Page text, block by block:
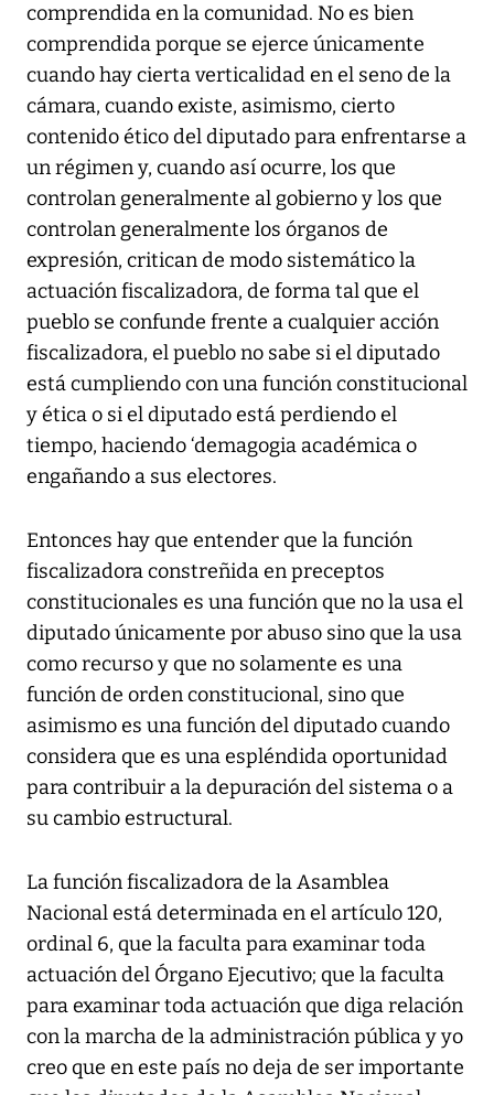
comprendida en la comunidad. No es bien
comprendida porque se ejerce únicamente
cuando hay cierta verticalidad en el seno de la
cámara, cuando existe, asimismo, cierto
contenido ético del diputado para enfrentarse a
un régimen y, cuando así ocurre, los que
controlan generalmente al gobierno y los que
controlan generalmente los órganos de
expresión, critican de modo sistemático la
actuación fiscalizadora, de forma tal que el
pueblo se confunde frente a cualquier acción
fiscalizadora, el pueblo no sabe si el diputado
está cumpliendo con una función constitucional
y ética o si el diputado está perdiendo el
tiempo, haciendo ‘demagogia académica o
engañando a sus electores.
Entonces hay que entender que la función
fiscalizadora constreñida en preceptos
constitucionales es una función que no la usa el
diputado únicamente por abuso sino que la usa
como recurso y que no solamente es una
función de orden constitucional, sino que
asimismo es una función del diputado cuando
considera que es una espléndida oportunidad
para contribuir a la depuración del sistema o a
su cambio estructural.
La función fiscalizadora de la Asamblea
Nacional está determinada en el artículo 120,
ordinal 6, que la faculta para examinar toda
actuación del Órgano Ejecutivo; que la faculta
para examinar toda actuación que diga relación
con la marcha de la administración pública y yo
creo que en este país no deja de ser importante